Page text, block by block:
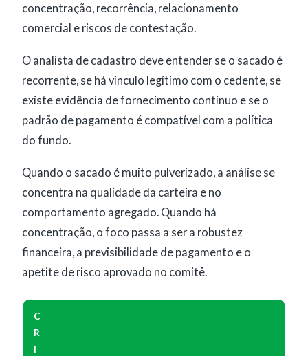
concentração, recorrência, relacionamento
comercial e riscos de contestação.
O analista de cadastro deve entender se o sacado é
recorrente, se há vínculo legítimo com o cedente, se
existe evidência de fornecimento contínuo e se o
padrão de pagamento é compatível com a política
do fundo.
Quando o sacado é muito pulverizado, a análise se
concentra na qualidade da carteira e no
comportamento agregado. Quando há
concentração, o foco passa a ser a robustez
financeira, a previsibilidade de pagamento e o
apetite de risco aprovado no comitê.
C
R
I